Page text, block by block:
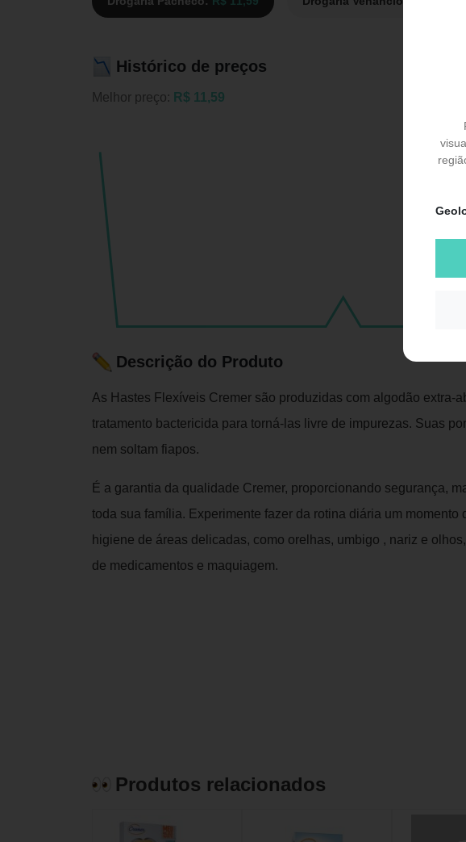
Histórico de preços
Melhor preço: R$ 11,59
Descrição do Produto
As Hastes Flexíveis Cremer são produzidas com algodão extra-
tratamento bactericida para torná-las livre de impurezas. Suas
nem soltam fiapos.
É a garantia da qualidade Cremer, proporcionando segurança,
toda sua família. Experimente fazer da rotina diária um momento
higiene de áreas delicadas, como orelhas, umbigo , nariz e
de medicamentos e maquiagem.
Produtos relacionados